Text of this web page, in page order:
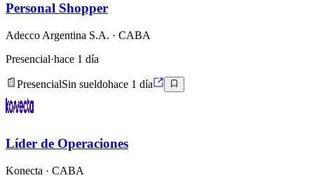
Personal Shopper
Adecco Argentina S.A. · CABA
Presencial·hace 1 día
PresencialSin sueldohace 1 día
Líder de Operaciones
Konecta · CABA